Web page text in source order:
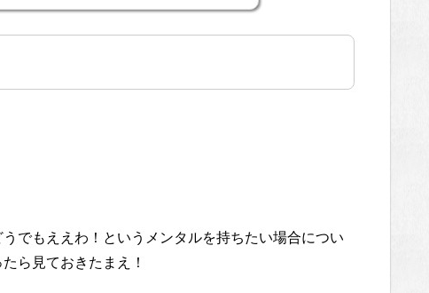
でもええわ！というメンタルを持ちたい場合につい
ら見ておきたまえ！